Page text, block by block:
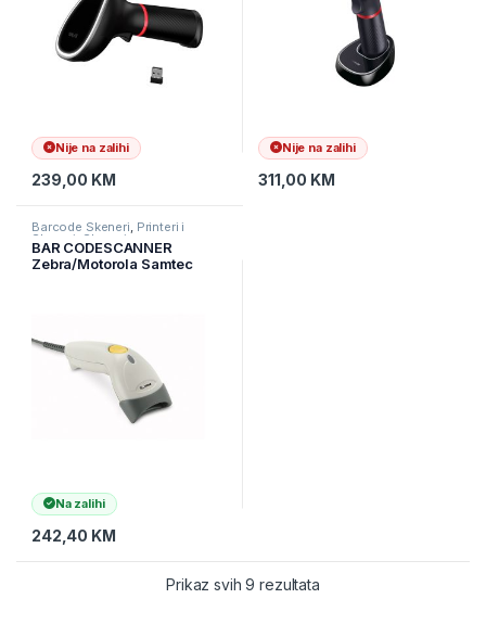
Nije na zalihi
239,00 KM
Nije na zalihi
311,00 KM
Barcode Skeneri, Printeri i
Skeneri Skeneri
BAR CODESCANNER
Zebra/Motorola Samtec
Na zalihi
242,40 KM
Prikaz svih 9 rezultata